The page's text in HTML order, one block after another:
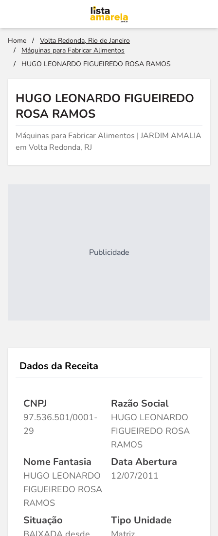
Home /
Volta Redonda, Rio de Janeiro
/
Máquinas para Fabricar Alimentos
/
HUGO LEONARDO FIGUEIREDO ROSA RAMOS
HUGO LEONARDO FIGUEIREDO
ROSA RAMOS
Máquinas para Fabricar Alimentos | JARDIM AMALIA
em Volta Redonda, RJ
Publicidade
Dados da Receita
CNPJ
97.536.501/0001-
29
Razão Social
HUGO LEONARDO
FIGUEIREDO ROSA
RAMOS
Nome Fantasia
HUGO LEONARDO
FIGUEIREDO ROSA
RAMOS
Data Abertura
12/07/2011
Situação Tipo Unidade